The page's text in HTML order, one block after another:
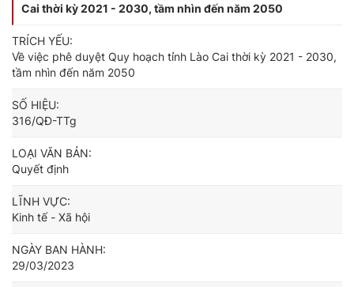
Cai thời kỳ 2021 - 2030, tầm nhìn đến năm 2050
TRÍCH YẾU:
Về việc phê duyệt Quy hoạch tỉnh Lào Cai thời kỳ 2021 - 2030,
tầm nhìn đến năm 2050
SỐ HIỆU:
316/QĐ-TTg
LOẠI VĂN BẢN:
Quyết định
LĨNH VỰC:
Kinh tế - Xã hội
NGÀY BAN HÀNH:
29/03/2023